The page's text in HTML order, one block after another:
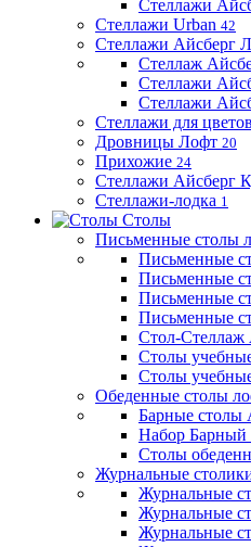
Стеллажи
Стеллажи Urban 42
Стеллажи Айсберг
Стеллаж
Стеллажи
Стеллажи
Стеллажи для цветов
Дровницы Лофт 20
Прихожие 24
Стеллажи Айсберг
Стеллажи-лодка 1
Столы
Письменные столы
Письменные
Письменные
Письменные
Письменные
Стол-Стеллаж
Столы
Столы
Обеденные столы
Барные столы
Набор Барный
Столы
Журнальные
Журнальные
Журнальные
Журнальные